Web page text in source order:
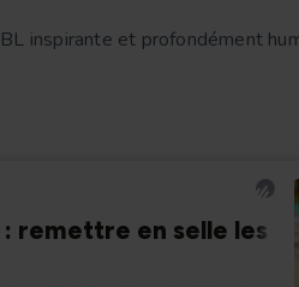
inspirante et profondément